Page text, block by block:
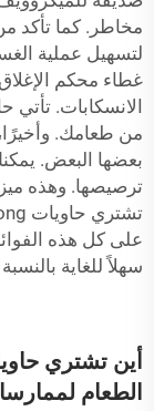
مخاطر. كما تأكد
لتسهيل عملية
غطاء محكم
من طعامك.
بعضها البعض.
ترصيصها. وهذه
على كل هذه
سهلاً للغاية
أين تشتري
الطعام